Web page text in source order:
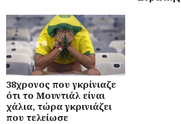
38χρονος που γκρίνιαζε
ότι το Μουντιάλ είναι
χάλια, τώρα γκρινιάζει
που τελείωσε